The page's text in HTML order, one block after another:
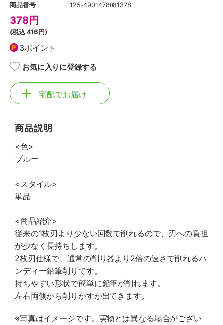
商品番号
125-4901478081378
378円
(税込416円)
3ポイント
お気に入りに登録する
宅配でお届け
商品説明
<色>
ブルー
<スタイル>
単品
<商品紹介>
従来の1枚刃より少ない回数で削れるので、刃への負担
が少なく長持ちします。
2枚刃仕様で、通常の削り器より2倍の速さで削れるハ
ンディー鉛筆削りです。
持ちやすい形状で簡単に鉛筆が削れます。
左右両側から削りかすが出てきます。
※写真はイメージです。実物とは異なる場合がござい